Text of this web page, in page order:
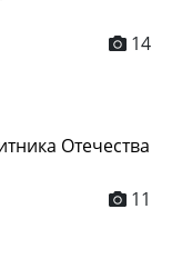
14
11